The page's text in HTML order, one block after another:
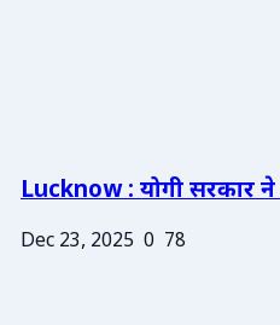
Lucknow : योगी सरकार ने
Dec 23, 2025 0 78